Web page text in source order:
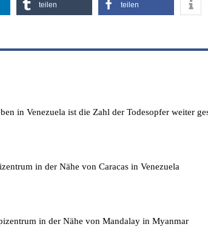
teilen teilen
in Venezuela ist die Zahl der Todesopfer weiter
in der Nähe von Caracas in Venezuela
in der Nähe von Mandalay in Myanmar